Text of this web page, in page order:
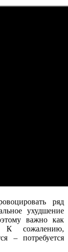
ряд
ухудшение
важно как
К сожалению,
– потребуется